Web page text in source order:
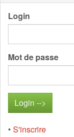
Login
Mot de passe
• S'inscrire